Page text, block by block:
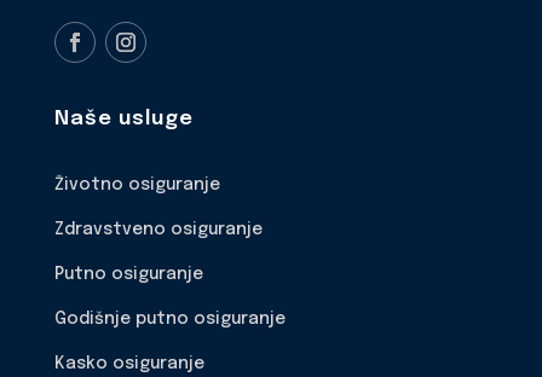
Naše usluge
Životno osiguranje
Zdravstveno osiguranje
Putno osiguranje
Godišnje putno osiguranje
Kasko osiguranje